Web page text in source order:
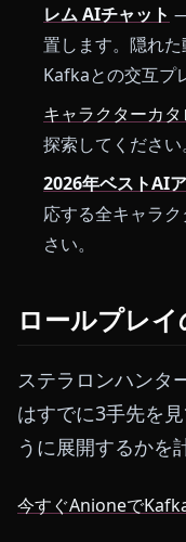
レム AIチャット
置します。隠れた
Kafkaとの交互プ
キャラクターカ
探索してください。
2026年ベストAI
応する全キャラ
さい。
ロールプレ
ステラロンハンタ
はすでに3手先を
うに展開するかを
今すぐAnioneで